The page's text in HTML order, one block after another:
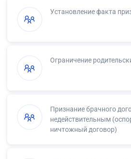
Установление факта
Ограничение
Признание брачного
недействительным
ничтожный договор)